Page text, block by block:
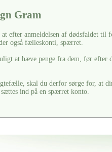
Gram
efter anmeldelsen af dødsfaldet til
også fælleskonti, spærret.
at hæve penge fra dem, før efter
skal du derfor sørge for, at
ind på en spærret konto.